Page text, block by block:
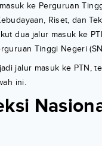
ke Perguruan
Riset, dan
dua jalur masuk ke
Tinggi Negeri
jalur masuk ke PTN,
ini.